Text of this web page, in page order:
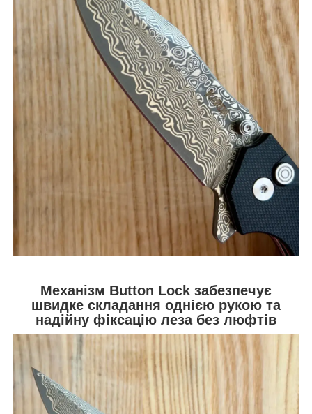
Механізм Button Lock забезпечує
швидке складання однією рукою та
надійну фіксацію леза без люфтів